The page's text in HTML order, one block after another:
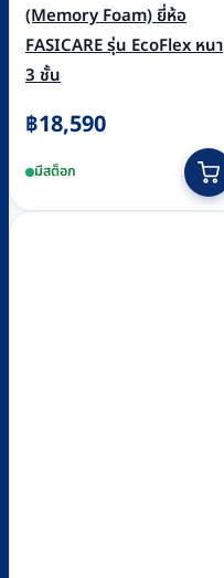
(Memory Foam) ยี่ห้อ
FASICARE รุ่น EcoFlex หนา
3 ชั้น
฿18,590
มีสต็อก